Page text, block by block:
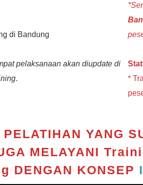
di Bandung
pelaksanaan akan diupdate di
.
*
YANG
MELAYANI
DENGAN KONSEP